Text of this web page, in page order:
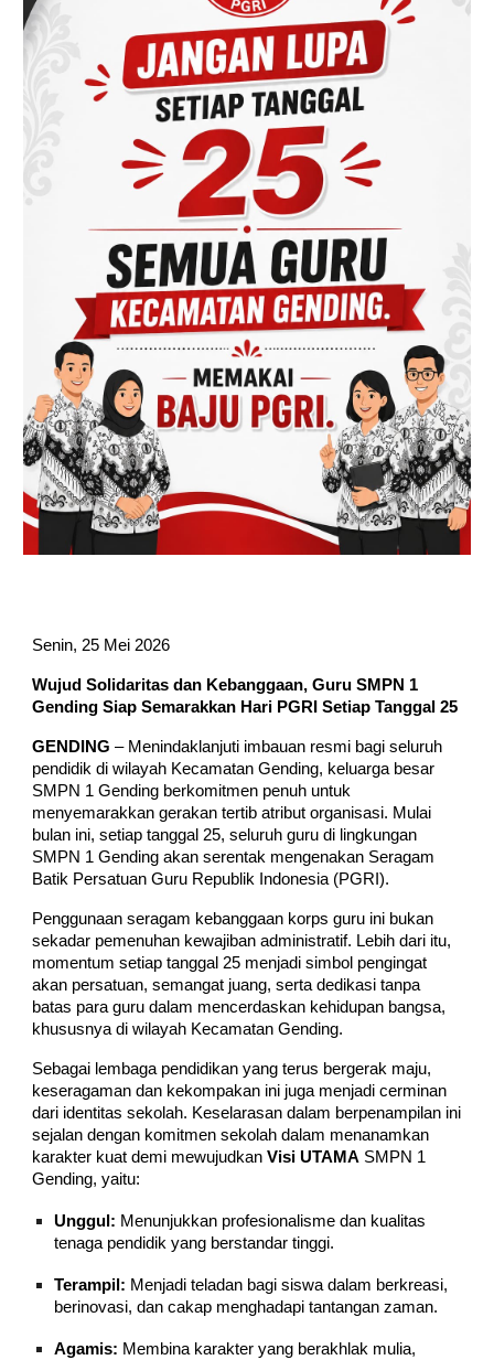
Senin, 25 Mei 2026
Wujud Solidaritas dan Kebanggaan, Guru SMPN 1
Gending Siap Semarakkan Hari PGRI Setiap Tanggal 25
GENDING – Menindaklanjuti imbauan resmi bagi seluruh
pendidik di wilayah Kecamatan Gending, keluarga besar
SMPN 1 Gending berkomitmen penuh untuk
menyemarakkan gerakan tertib atribut organisasi. Mulai
bulan ini, setiap tanggal 25, seluruh guru di lingkungan
SMPN 1 Gending akan serentak mengenakan Seragam
Batik Persatuan Guru Republik Indonesia (PGRI).
Penggunaan seragam kebanggaan korps guru ini bukan
sekadar pemenuhan kewajiban administratif. Lebih dari itu,
momentum setiap tanggal 25 menjadi simbol pengingat
akan persatuan, semangat juang, serta dedikasi tanpa
batas para guru dalam mencerdaskan kehidupan bangsa,
khususnya di wilayah Kecamatan Gending.
Sebagai lembaga pendidikan yang terus bergerak maju,
keseragaman dan kekompakan ini juga menjadi cerminan
dari identitas sekolah. Keselarasan dalam berpenampilan ini
sejalan dengan komitmen sekolah dalam menanamkan
karakter kuat demi mewujudkanVisi UTAMA SMPN 1
Gending, yaitu:
Unggul: Menunjukkan profesionalisme dan kualitas
tenaga pendidik yang berstandar tinggi.
Terampil: Menjadi teladan bagi siswa dalam berkreasi,
berinovasi, dan cakap menghadapi tantangan zaman.
Agamis: Membina karakter yang berakhlak mulia,